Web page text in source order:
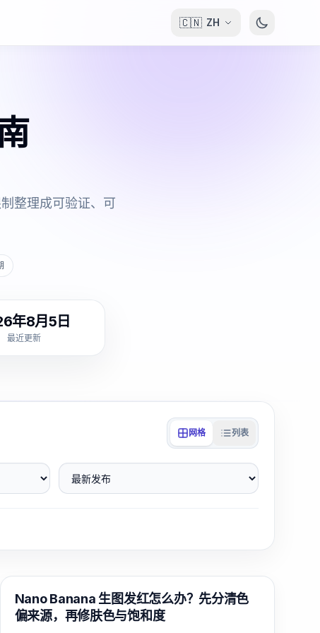
🇨🇳 ZH
整理成可验证、可
年8月5日
最近更新
网格 列表
最新发布
AI 图像生成
Nano Banana 生图发红怎么办？先分清色
偏来源，再修肤色与饱和度